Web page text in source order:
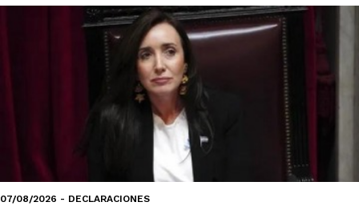
07/08/2026 - DECLARACIONES